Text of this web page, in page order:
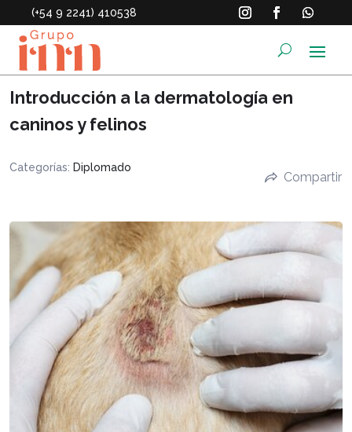
(+54 9 2241) 410538
Introducción a la dermatología en
caninos y felinos
Categorías: Diplomado
Compartir